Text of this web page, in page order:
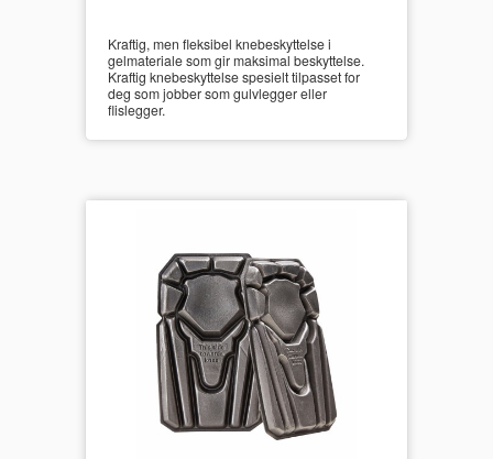
Kraftig, men fleksibel knebeskyttelse i
gelmateriale som gir maksimal beskyttelse.
Kraftig knebeskyttelse spesielt tilpasset for
deg som jobber som gulvlegger eller
flislegger.